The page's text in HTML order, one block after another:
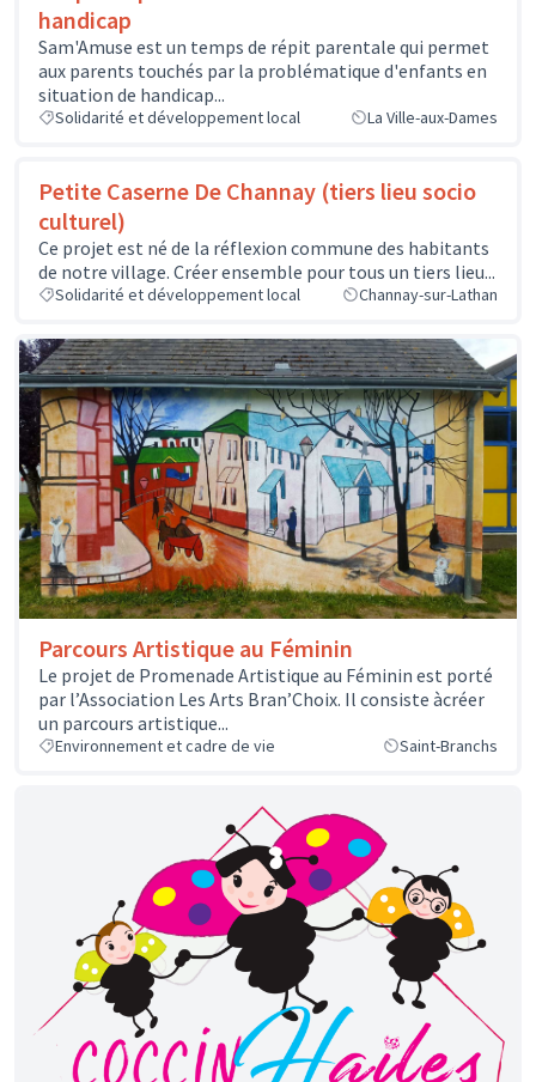
handicap
Sam'Amuse est un temps de répit parentale qui permet
aux parents touchés par la problématique d'enfants en
situation de handicap...
Solidarité et développement local La Ville-aux-Dames
Petite Caserne De Channay (tiers lieu socio
culturel)
Ce projet est né de la réflexion commune des habitants
de notre village. Créer ensemble pour tous un tiers lieu...
Solidarité et développement local Channay-sur-Lathan
Parcours Artistique au Féminin
Le projet de Promenade Artistique au Féminin est porté
par l’Association Les Arts Bran’Choix. Il consiste àcréer
un parcours artistique...
Environnement et cadre de vie Saint-Branchs